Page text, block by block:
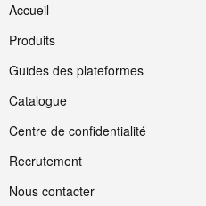
Accueil
Produits
Guides des plateformes
Catalogue
Centre de confidentialité
Recrutement
Nous contacter